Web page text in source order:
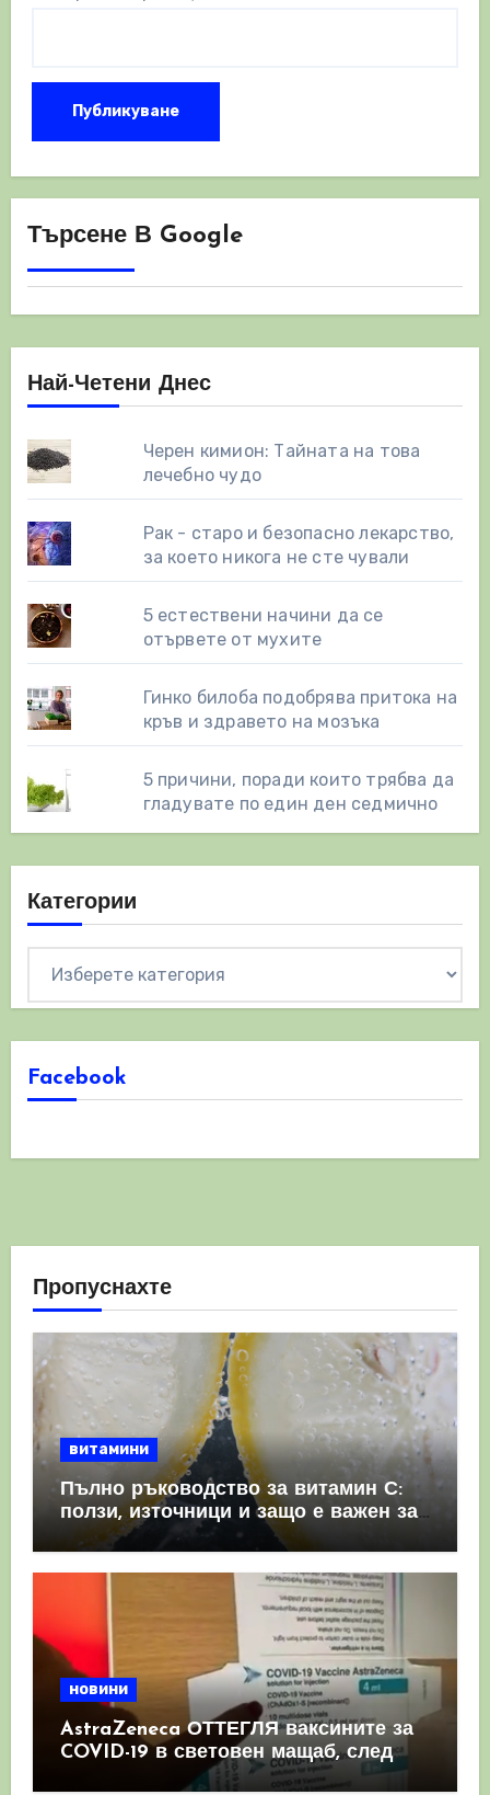
Търсене В Google
Най-Четени Днес
Черен кимион: Тайната на това
лечебно чудо
Рак - старо и безопасно лекарство,
за което никога не сте чували
5 естествени начини да се
отървете от мухите
Гинко билоба подобрява притока на
кръв и здравето на мозъка
5 причини, поради които трябва да
гладувате по един ден седмично
Категории
Facebook
Пропуснахте
витамини
Пълно ръководство за витамин С:
ползи, източници и защо е важен за
имунната система
новини
AstraZeneca ОТТЕГЛЯ ваксините за
COVID-19 в световен мащаб, след
като призна, че те причиняват